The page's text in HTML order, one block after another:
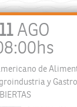
11 AGO
de
y